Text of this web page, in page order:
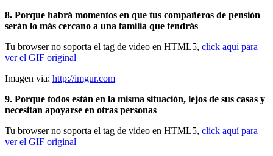
8. Porque habrá momentos en que tus compañeros de pensión
serán lo más cercano a una familia que tendrás
Tu browser no soporta el tag de video en HTML5, click aquí para
ver el GIF original
Imagen via: http://imgur.com
9. Porque todos están en la misma situación, lejos de sus casas y
necesitan apoyarse en otras personas
Tu browser no soporta el tag de video en HTML5, click aquí para
ver el GIF original